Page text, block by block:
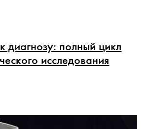
диагнозу: полный цикл
исследования